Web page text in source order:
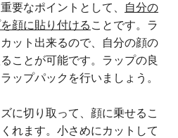
要なポイントとして、
自分の
顔に貼り付ける ことです。ラ
ット出来るので、自分の顔の
ことが可能です。ラップの良
ップパックを行いましょう。
に切り取って、顔に乗せるこ
れます。小さめにカットして